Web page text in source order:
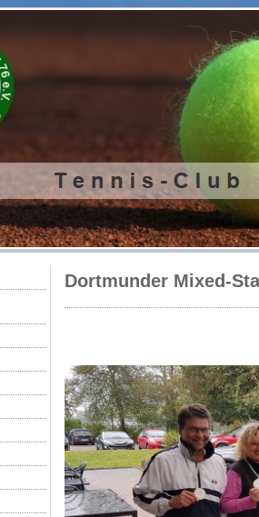
Dortmunder Mixed-